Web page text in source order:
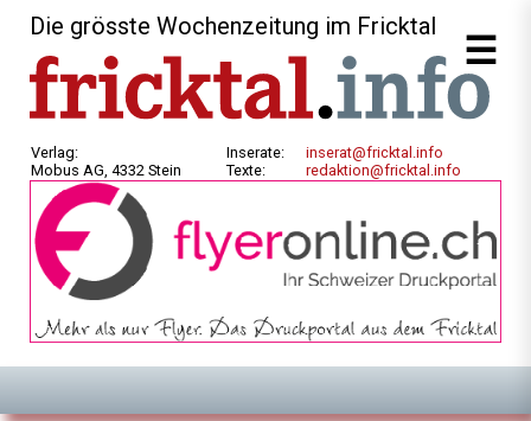
Die grösste Wochenzeitung im Fricktal
Verlag:
Mobus AG, 4332 Stein
Inserate:
Texte:
inserat@fricktal.info
redaktion@fricktal.info